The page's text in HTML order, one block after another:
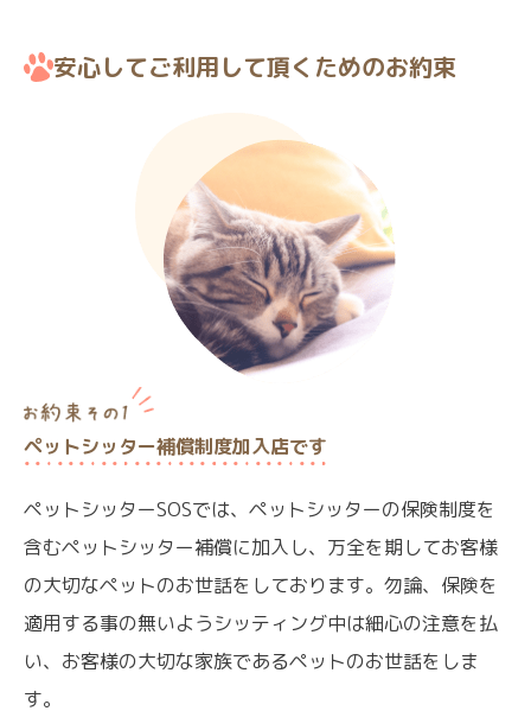
安心してご利用して頂くためのお約束
ペットシッター補償制度加入店です
ペットシッターSOSでは、ペットシッターの保険制度を
含むペットシッター補償に加入し、万全を期してお客様
の大切なペットのお世話をしております。勿論、保険を
適用する事の無いようシッティング中は細心の注意を払
い、お客様の大切な家族であるペットのお世話をしま
す。